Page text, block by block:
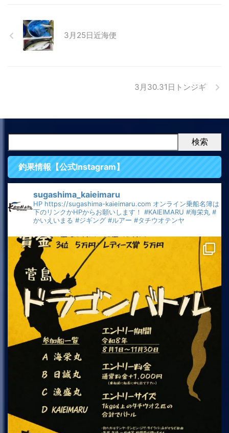
3月25日近海便
3月30.31日トンジギ
検索
釣果情報【公式Instagram】
sugashima_kaieimaru
HP https://sugashima-kaieimaru.com オンライン乗船名簿は
下のリンクかHPからお願いします！ #KAIEIMARU #海栄丸 #
かいえいまる #ジギング #ルアー #タチウオテンヤ